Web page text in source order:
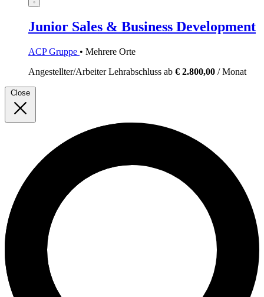
Junior Sales & Business Development
ACP Gruppe • Mehrere Orte
Angestellter/ArbeiterLehrabschluss ab € 2.800,00 / Monat
Close